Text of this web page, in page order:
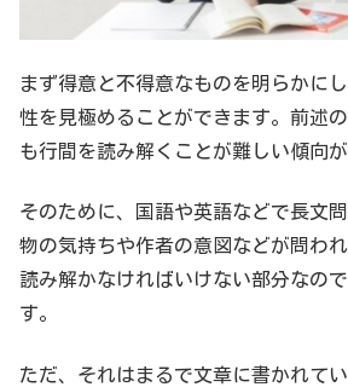
まず得意と不得意なものを明らかに
性を見極めることができます。前述
も行間を読み解くことが難しい傾向が
そのために、国語や英語などで長文
物の気持ちや作者の意図などが問わ
読み解かなければいけない部分なの
す。
ただ、それはまるで文章に書かれて